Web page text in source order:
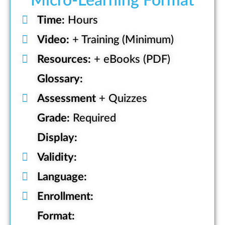
Time: Hours
Video: + Training (Minimum)
Resources: + eBooks (PDF)
Glossary:
Assessment+ Quizzes
Grade: Required
Display:
Validity:
Language:
Enrollment:
Format: